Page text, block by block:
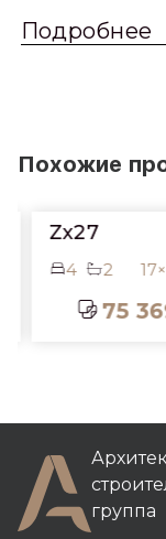
обычный
Подробнее
Похожие
17×27 м 345 м²
группа